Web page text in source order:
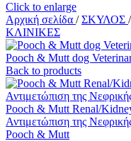
Click to enlarge
Αρχική σελίδα / ΣΚΥΛΟΣ /
ΚΛΙΝΙΚΕΣ
Pooch & Mutt dog
Back to products
Pooch & Mutt Renal/
Αντιμετώπιση της
Pooch & Mutt